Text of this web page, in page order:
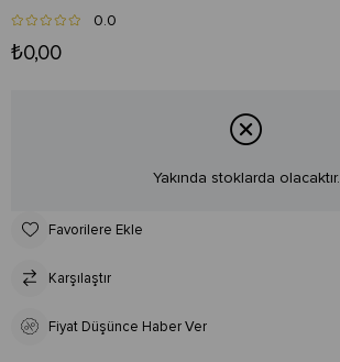
0.0
₺0,00
Yakında stoklarda olacaktır.
Favorilere Ekle
Karşılaştır
Fiyat Düşünce Haber Ver